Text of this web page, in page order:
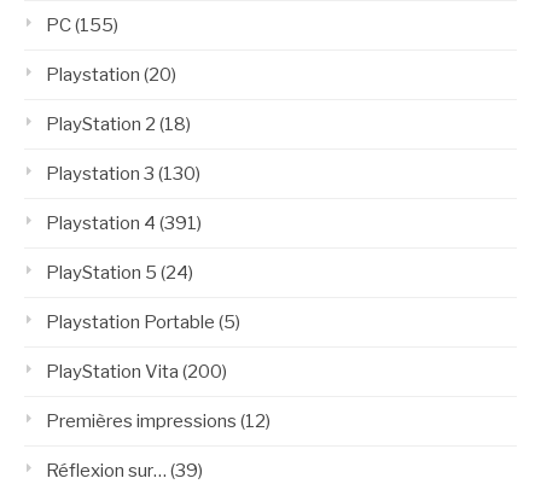
PC(155)
Playstation (20)
PlayStation 2 (18)
Playstation 3 (130)
Playstation 4 (391)
PlayStation 5 (24)
Playstation Portable (5)
PlayStation Vita (200)
Premières impressions (12)
Réflexion sur… (39)